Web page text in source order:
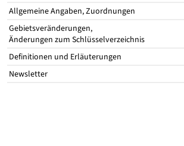
Allgemeine Angaben, Zuordnungen
Gebietsveränderungen,
Änderungen zum Schlüsselverzeichnis
Definitionen und Erläuterungen
Newsletter